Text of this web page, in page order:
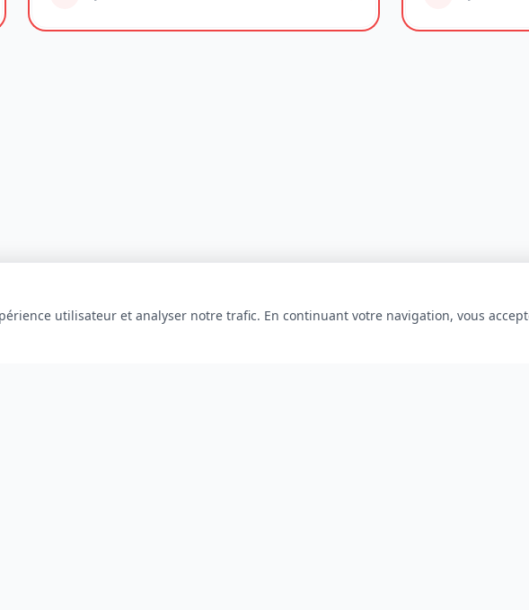
utilisateur et analyser notre trafic. En continuant votre navigation, vous